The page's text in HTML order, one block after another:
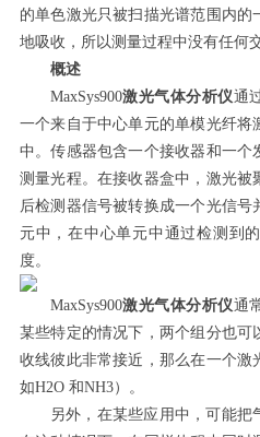
的单色激光只被扫描光谱范围内
地吸收，所以测量过程中没有任何
概述
MaxSys900激光气体分析仪通
一个来自于中心单元的单模光纤
中。传感器包含一个接收器和一个
测量光程。在接收器盒中，激光被
后检测器信号被转换成一个光信
元中，在中心单元中通过检测到
度。
MaxSys900激光气体分析仪通
某些特定的情况下，两个组分也可
收线彼此非常接近，那么在一个激
如H2O 和NH3）。
另外，在某些应用中，可能把